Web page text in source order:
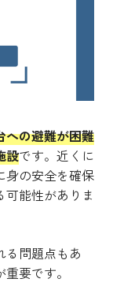
への避難が困難
設です。近くに
身の安全を確保
可能性がありま
る問題点もあ
要です。